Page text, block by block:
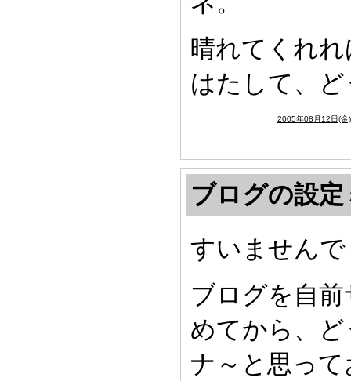
晴れてくれ
はたして、
2005年08月12日(金
ブログの設
すいません
ブログを自
めてから、
ナ～と思っ